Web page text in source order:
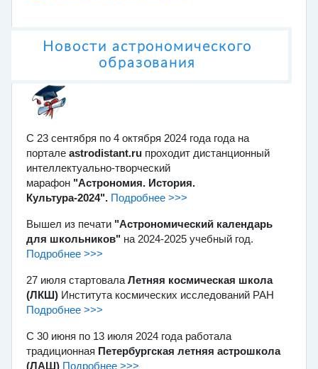
Новости астрономического
образования
С 23 сентября по 4 октября 2024 года года на
портале astrodistant.ru проходит дистанционный
интеллектуально-творческий
марафон "Астрономия. История.
Культура-2024". Подробнее >>>
Вышел из печати "Астрономический календарь
для школьников" на 2024-2025 учебный год.
Подробнее >>>
27 июля стартовала Летняя космическая школа
(ЛКШ) Института космических исследований РАН
Подробнее >>>
C 30 июня по 13 июля 2024 года работала
традиционная Петербургская летняя астрошкола
(ЛАШ) Подробнее >>>